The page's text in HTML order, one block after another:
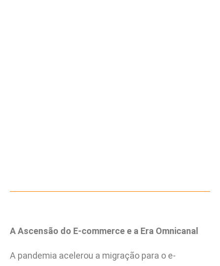
A Ascensão do E-commerce e a Era Omnicanal
A pandemia acelerou a migração para o e-